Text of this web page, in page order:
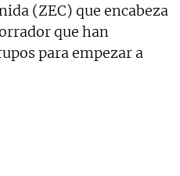
(ZEC) que encabeza
que han
para empezar a